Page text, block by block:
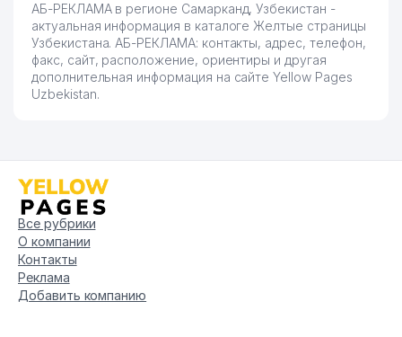
АБ-РЕКЛАМА в регионе Самарканд, Узбекистан -
актуальная информация в каталоге Желтые страницы
Узбекистана. АБ-РЕКЛАМА: контакты, адрес, телефон,
факс, сайт, расположение, ориентиры и другая
дополнительная информация на сайте Yellow Pages
Uzbekistan.
Все рубрики
О компании
Контакты
Реклама
Добавить компанию